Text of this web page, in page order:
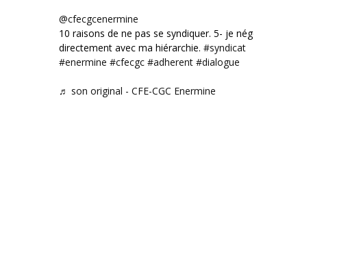
@cfecgcenermine
10 raisons de ne pas se syndiquer. 5- je négocie
directement avec ma hiérarchie. #syndicat
#enermine #cfecgc #adherent #dialogue
♬ son original - CFE-CGC Enermine